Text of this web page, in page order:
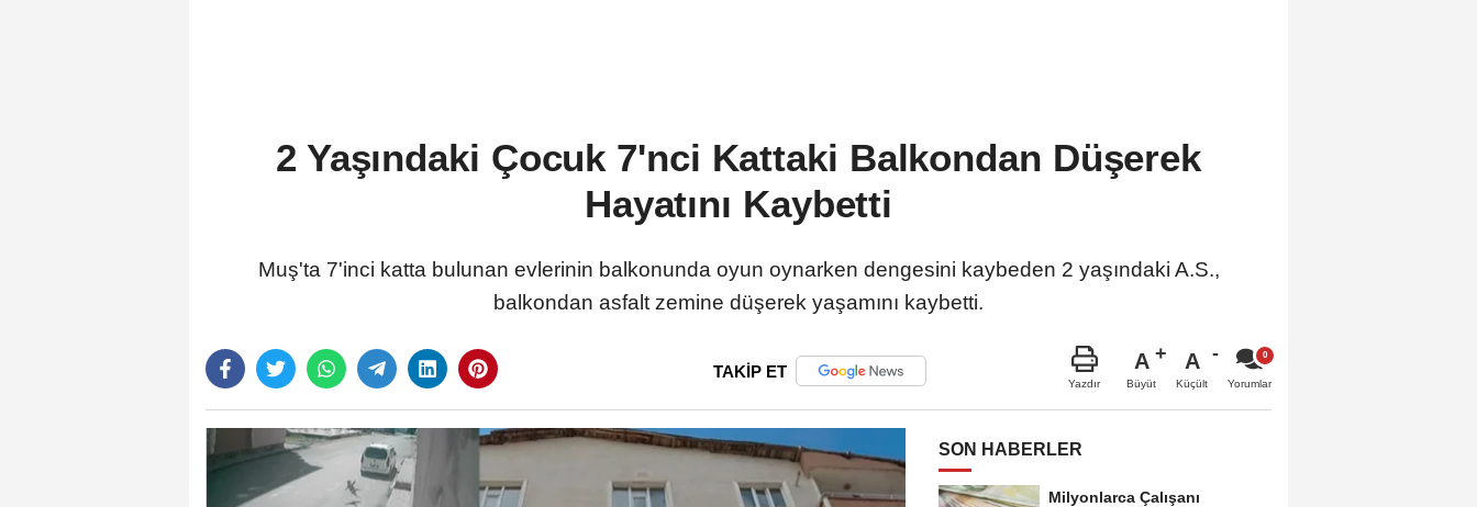
2 Yaşındaki Çocuk 7'nci Kattaki Balkondan Düşerek
Hayatını Kaybetti
Muş'ta 7'inci katta bulunan evlerinin balkonunda oyun oynarken dengesini kaybeden 2 yaşındaki A.S.,
balkondan asfalt zemine düşerek yaşamını kaybetti.
TAKİP ET
Yazdır
A
Büyüt
A
Küçült Yorumlar
SON HABERLER
Milyonlarca Çalışanı